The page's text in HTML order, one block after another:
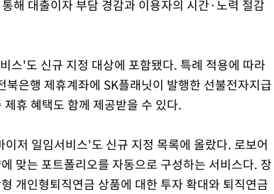
해 대출이자 부담 경감과 이용자의 시간·노력 절감
스'도 신규 지정 대상에 포함됐다. 특례 적용에 따라
은행 제휴계좌에 SK플래닛이 발행한 선불전자지급
휴 혜택도 함께 제공받을 수 있다.
저 일임서비스'도 신규 지정 목록에 올랐다. 로보어
맞는 포트폴리오를 자동으로 구성하는 서비스다. 장
개인형퇴직연금 상품에 대한 투자 확대와 퇴직연금